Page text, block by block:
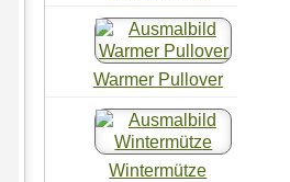
Warmer Pullover
Wintermütze